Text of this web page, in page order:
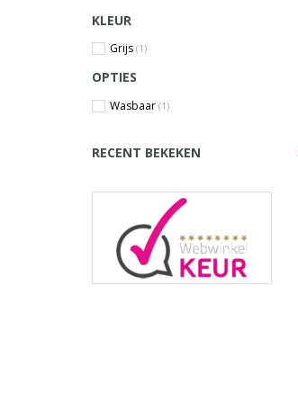
KLEUR
Grijs (1)
OPTIES
Wasbaar (1)
RECENT BEKEKEN